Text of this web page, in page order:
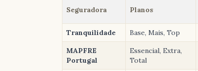
Seguradora Planos
Tranquilidade Base, Mais, Top
MAPFRE
Portugal
Essencial, Extra,
Total